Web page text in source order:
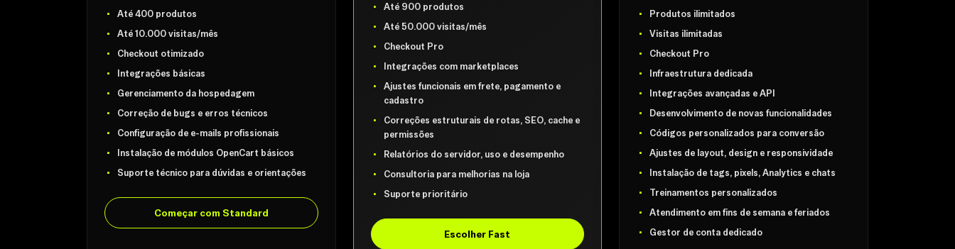
Até 400 produtos
Até 10.000 visitas/mês
Checkout otimizado
Integrações básicas
Gerenciamento da hospedagem
Correção de bugs e erros técnicos
Configuração de e-mails profissionais
Instalação de módulos OpenCart básicos
Suporte técnico para dúvidas e orientações
Começar com Standard
Até 900 produtos
Até 50.000 visitas/mês
Checkout Pro
Integrações com marketplaces
Ajustes funcionais em frete, pagamento e
cadastro
Correções estruturais de rotas, SEO, cache e
permissões
Relatórios do servidor, uso e desempenho
Consultoria para melhorias na loja
Suporte prioritário
Escolher Fast
Produtos ilimitados
Visitas ilimitadas
Checkout Pro
Infraestrutura dedicada
Integrações avançadas e API
Desenvolvimento de novas funcionalidades
Códigos personalizados para conversão
Ajustes de layout, design e responsividade
Instalação de tags, pixels, Analytics e chats
Treinamentos personalizados
Atendimento em fins de semana e feriados
Gestor de conta dedicado